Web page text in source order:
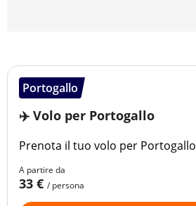
Portogallo
✈️ Volo per Portogallo
Prenota il tuo volo per Portogallo
A partire da
33 € / persona